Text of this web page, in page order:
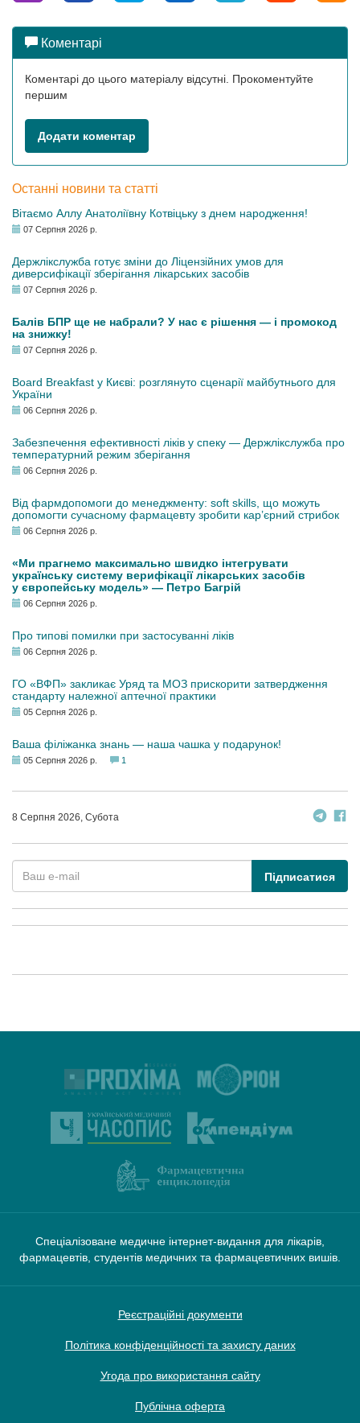
Коментарі
Коментарі до цього матеріалу відсутні. Прокоментуйте
першим
Додати коментар
Останні новини та статті
Вітаємо Аллу Анатоліївну Котвіцьку з днем народження!
07 Серпня 2026 р.
Держлікслужба готує зміни до Ліцензійних умов для
диверсифікації зберігання лікарських засобів
07 Серпня 2026 р.
Балів БПР ще не набрали? У нас є рішення — і промокод
на знижку!
07 Серпня 2026 р.
Board Breakfast у Києві: розглянуто сценарії майбутнього для
України
06 Серпня 2026 р.
Забезпечення ефективності ліків у спеку — Держлікслужба про
температурний режим зберігання
06 Серпня 2026 р.
Від фармдопомоги до менеджменту: soft skills, що можуть
допомогти сучасному фармацевту зробити кар’єрний стрибок
06 Серпня 2026 р.
«Ми прагнемо максимально швидко інтегрувати
українську систему верифікації лікарських засобів
у європейську модель» — Петро Багрій
06 Серпня 2026 р.
Про типові помилки при застосуванні ліків
06 Серпня 2026 р.
ГО «ВФП» закликає Уряд та МОЗ прискорити затвердження
стандарту належної аптечної практики
05 Серпня 2026 р.
Ваша філіжанка знань — наша чашка у подарунок!
05 Серпня 2026 р. 1
8 Серпня 2026, Субота
Підписатися
Спеціалізоване медичне інтернет-видання для лікарів,
фармацевтів, студентів медичних та фармацевтичних вишів.
Реєстраційні документи
Політика конфіденційності та захисту даних
Угода про використання сайту
Публічна оферта